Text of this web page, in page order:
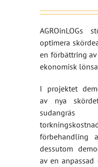
AGROinLOGs
optimera
en förbättring
ekonomisk
I projektet
av nya
förbehandling
dessutom
av en